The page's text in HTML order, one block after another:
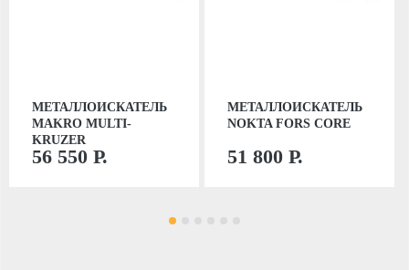
МЕТАЛЛОИСКАТЕЛЬ
MAKRO MULTI-
KRUZER
56 550 Р.
МЕТАЛЛОИСКАТЕЛЬ
NOKTA FORS CORE
51 800 Р.